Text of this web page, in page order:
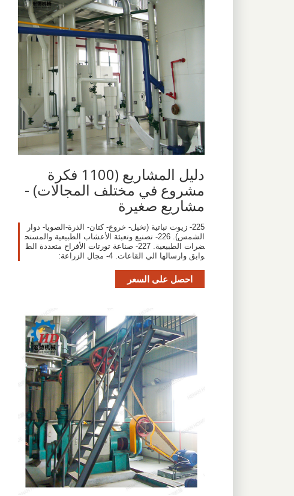
دليل المشاريع (1100 فكرة
مشروع في مختلف المجالات) -
مشاريع صغيرة
225- زيوت نباتية (نخيل- خروع- كتان- الذرة-الصويا- دوار
الشمس). 226- تصنيع وتعبئة الأعشاب الطبيعية والمستح
ضرات الطبيعية. 227- صناعة تورتات الأفراح متعددة الط
وابق وارسالها الي القاعات. 4- مجال الزراعة:
احصل على السعر